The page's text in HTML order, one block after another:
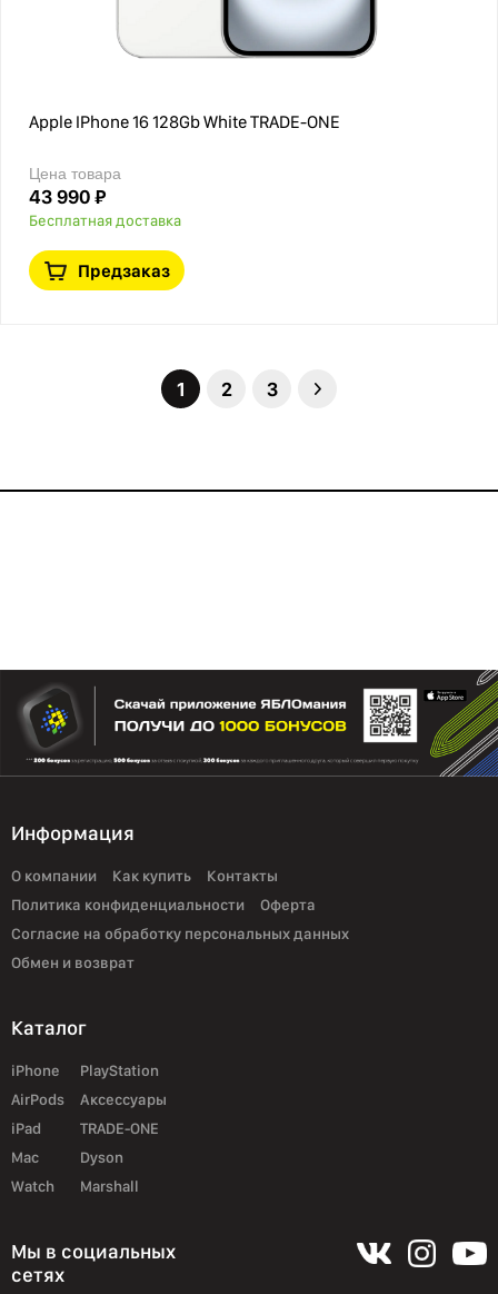
Apple IPhone 16 128Gb White TRADE-ONE
Цена товара
43 990 ₽
Бесплатная доставка
Предзаказ
1 2 3
Информация
О компании Как купить
Контакты
Политика конфиденциальности
Оферта
Согласие на обработку персональных данных
Обмен и возврат
Каталог
iPhone
AirPods
iPad
Mac
Watch
PlayStation
Аксессуары
TRADE-ONE
Dyson
Marshall
Мы в социальных
сетях